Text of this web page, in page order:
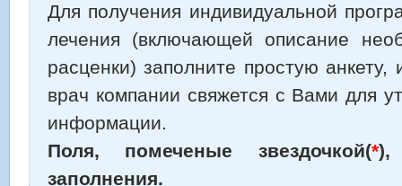
Для получения индивидуальной
лечения (включающей описание
расценки) заполните простую анкету,
врач компании свяжется с Вами для
информации.
Поля, помеченые звездочкой(*),
заполнения.